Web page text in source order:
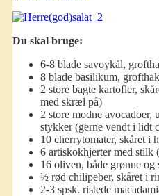
Du skal bruge:
6-8 blade savoykål,
8 blade basilikum,
2 store bagte kartofler,
med skræl på)
2 store modne avocadoer,
stykker (gerne vendt i lidt
10 cherrytomater, skåret i
6 artiskokhjerter med stilk
16 oliven, både grønne og
½ rød chilipeber, skåret i
2-3 spsk. ristede